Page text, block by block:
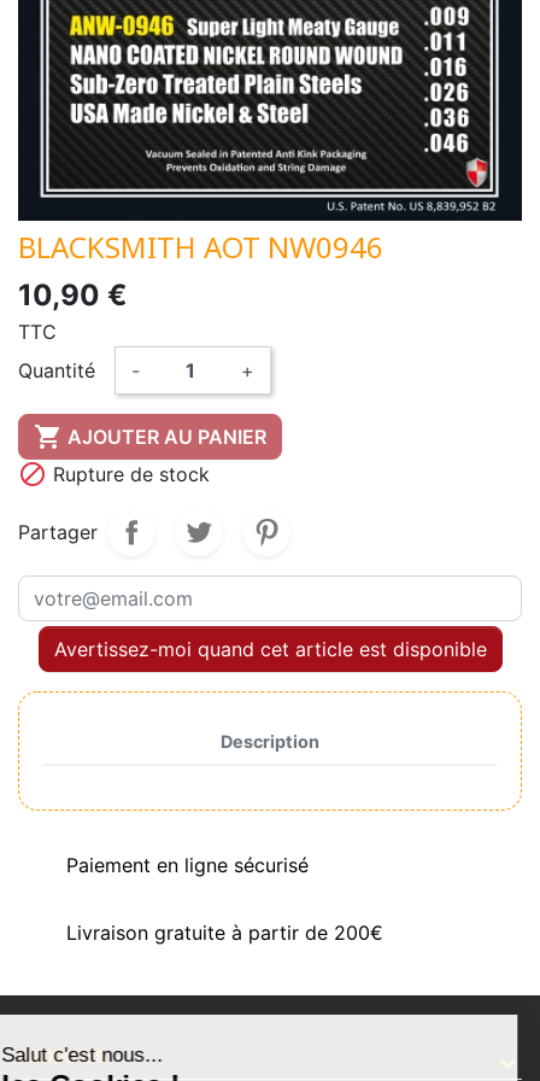
BLACKSMITH AOT NW0946
10,90 €
TTC
Quantité
- +
 AJOUTER AU PANIER
 Rupture de stock
Partager
Avertissez-moi quand cet article est disponible
Description
Paiement en ligne sécurisé
Livraison gratuite à partir de 200€
PRODUITS
Salut c'est nous...